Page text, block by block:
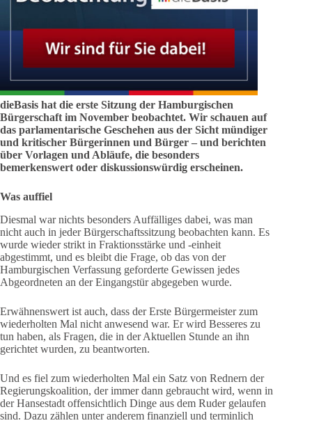
dieBasis hat die erste Sitzung der Hamburgischen
Bürgerschaft im November beobachtet. Wir schauen auf
das parlamentarische Geschehen aus der Sicht mündiger
und kritischer Bürgerinnen und Bürger – und berichten
über Vorlagen und Abläufe, die besonders
bemerkenswert oder diskussionswürdig erscheinen.
Was auffiel
Diesmal war nichts besonders Auffälliges dabei, was man
nicht auch in jeder Bürgerschaftssitzung beobachten kann. Es
wurde wieder strikt in Fraktionsstärke und -einheit
abgestimmt, und es bleibt die Frage, ob das von der
Hamburgischen Verfassung geforderte Gewissen jedes
Abgeordneten an der Eingangstür abgegeben wurde.
Erwähnenswert ist auch, dass der Erste Bürgermeister zum
wiederholten Mal nicht anwesend war. Er wird Besseres zu
tun haben, als Fragen, die in der Aktuellen Stunde an ihn
gerichtet wurden, zu beantworten.
Und es fiel zum wiederholten Mal ein Satz von Rednern der
Regierungskoalition, der immer dann gebraucht wird, wenn in
der Hansestadt offensichtlich Dinge aus dem Ruder gelaufen
sind. Dazu zählen unter anderem finanziell und terminlich